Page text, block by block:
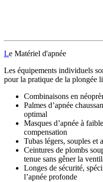
Le Matériel d'apnée
Les équipements individuels
pour la pratique de la plongée
Combinaisons en
Palmes d’apnée
optimal
Masques d’apnée à
compensation
Tubas légers, souples et
Ceintures de plombs
tenue sans gêner la
Longes de sécurité,
l’apnée profonde